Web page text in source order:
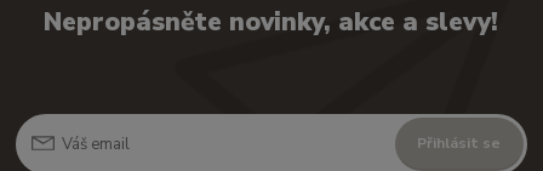
Nepropásněte novinky, akce a slevy!
Přihlásit se